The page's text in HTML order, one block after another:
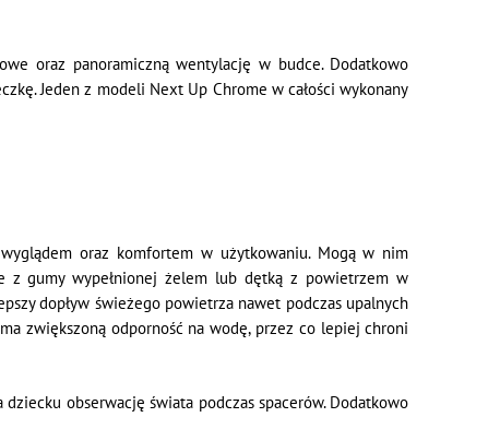
oraz panoramiczną wentylację w budce. Dodatkowo
Jeden z modeli Next Up Chrome w całości wykonany
oraz komfortem w użytkowaniu. Mogą w nim
z gumy wypełnionej żelem lub dętką z powietrzem w
dopływ świeżego powietrza nawet podczas upalnych
zwiększoną odporność na wodę, przez co lepiej chroni
obserwację świata podczas spacerów. Dodatkowo